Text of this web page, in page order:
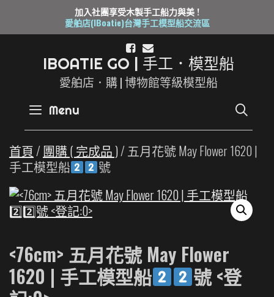
加入社團享受木製手工船力與美 !
愛舶店(IBoatie)台灣手工模型船交流區
IBOATIE GO | 手工 ． 模型船
愛舶店．購 | 博物館等級模型船
Menu
首頁/ 團購 ( 完成品 )/ 五月花號 May Flower 1620 |
手工模型船
號
<76cm> 五月花號 May Flower
1620 | 手工模型船
號 <登